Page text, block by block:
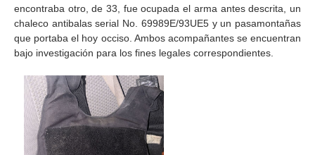
encontraba otro, de 33, fue ocupada el arma antes descrita, un
chaleco antibalas serial No. 69989E/93UE5 y un pasamontañas
que portaba el hoy occiso. Ambos acompañantes se encuentran
bajo investigación para los fines legales correspondientes.